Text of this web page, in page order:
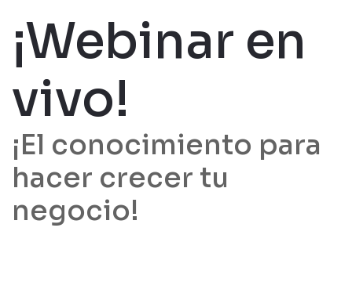
¡Webinar en
vivo!
¡El conocimiento para
hacer crecer tu
negocio!